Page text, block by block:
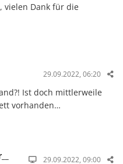
vielen Dank für die
29.09.2022, 06:20
Ist doch mittlerweile
vorhanden…
29.09.2022, 09:00